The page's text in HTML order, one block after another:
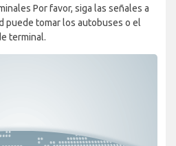
Por favor, siga las señales a
puede tomar los autobuses o el
terminal.